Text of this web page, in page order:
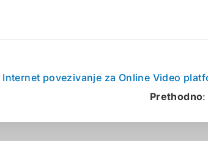
Internet povezivanje za Online Video
Prethodno: